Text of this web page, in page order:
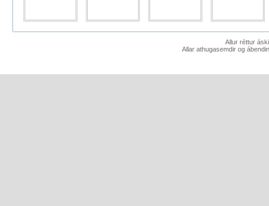
Allur réttur
Allar athugasemdir og